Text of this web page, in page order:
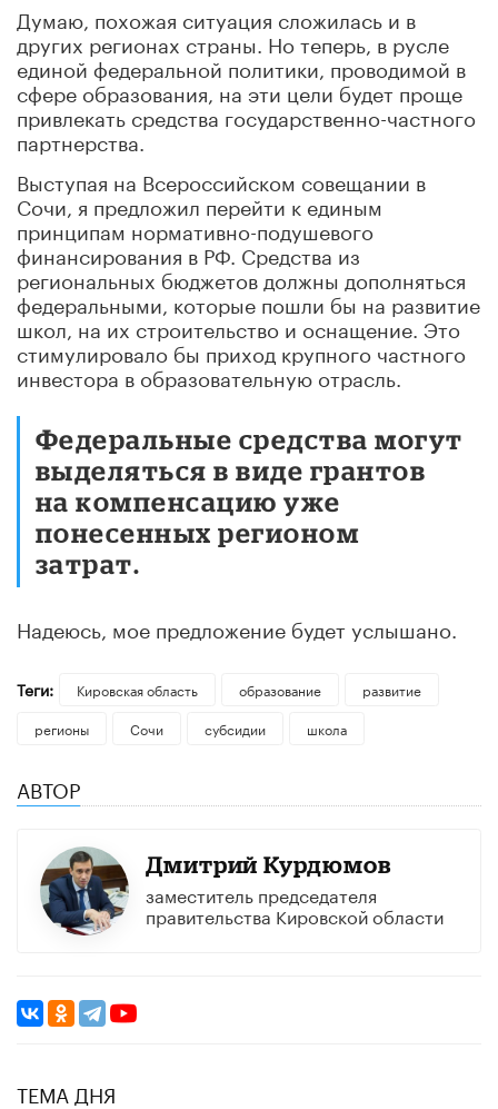
Думаю, похожая ситуация сложилась и в
других регионах страны. Но теперь, в русле
единой федеральной политики, проводимой в
сфере образования, на эти цели будет проще
привлекать средства государственно-частного
партнерства.
Выступая на Всероссийском совещании в
Сочи, я предложил перейти к единым
принципам нормативно-подушевого
финансирования в РФ. Средства из
региональных бюджетов должны дополняться
федеральными, которые пошли бы на развитие
школ, на их строительство и оснащение. Это
стимулировало бы приход крупного частного
инвестора в образовательную отрасль.
Федеральные средства могут
выделяться в виде грантов
на компенсацию уже
понесенных регионом
затрат.
Надеюсь, мое предложение будет услышано.
Теги: Кировская область образование
развитие
регионы
Сочи субсидии школа
АВТОР
Дмитрий Курдюмов
заместитель председателя
правительства Кировской области
ТЕМА ДНЯ